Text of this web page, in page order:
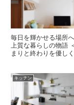
毎日を輝かせる場所
上質な暮らしの物語
まりと終わりを優し
キッチン